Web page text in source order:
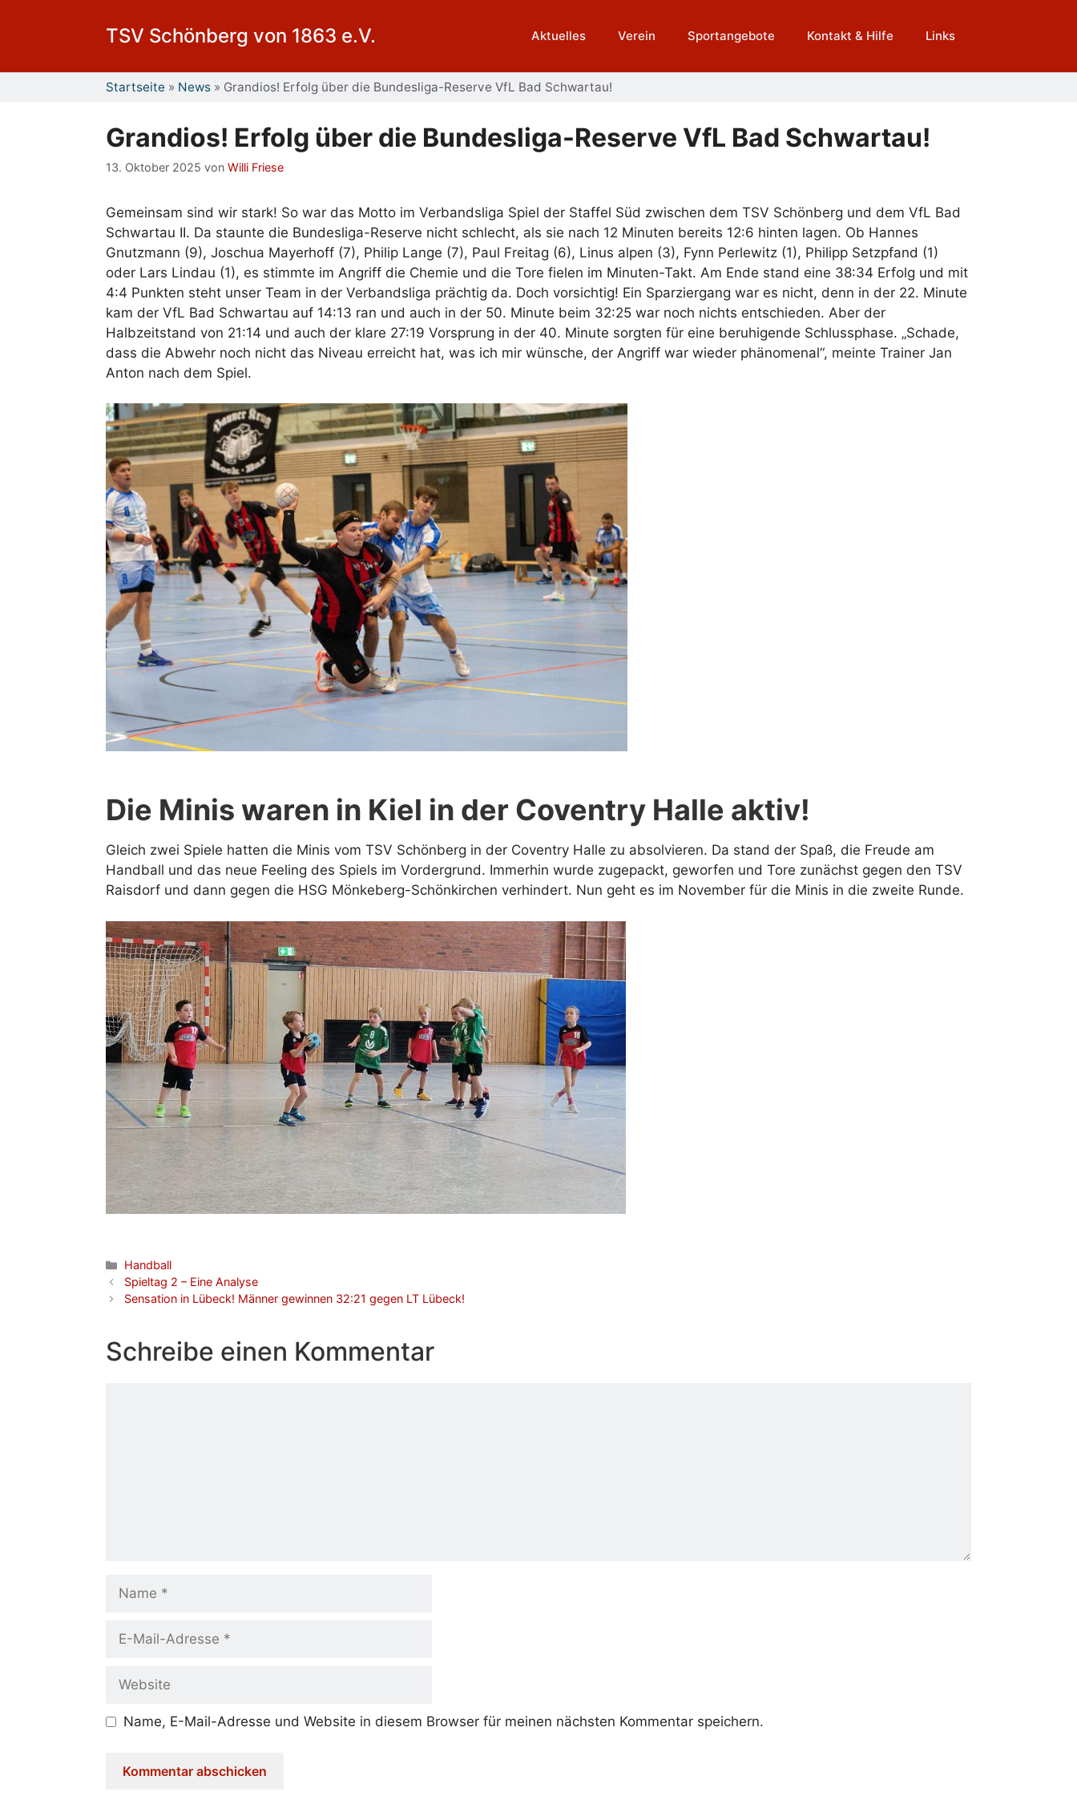
TSV Schönberg von 1863 e.V. Aktuelles Verein Sportangebote Kontakt & Hilfe Links
Startseite » News » Grandios! Erfolg über die Bundesliga-Reserve VfL Bad Schwartau!
Grandios! Erfolg über die Bundesliga-Reserve VfL Bad Schwartau!
13. Oktober 2025 von Willi Friese
Gemeinsam sind wir stark! So war das Motto im Verbandsliga Spiel der Staffel Süd zwischen dem TSV Schönberg und dem VfL Bad
Schwartau II. Da staunte die Bundesliga-Reserve nicht schlecht, als sie nach 12 Minuten bereits 12:6 hinten lagen. Ob Hannes
Gnutzmann (9), Joschua Mayerhoff (7), Philip Lange (7), Paul Freitag (6), Linus alpen (3), Fynn Perlewitz (1), Philipp Setzpfand (1)
oder Lars Lindau (1), es stimmte im Angriff die Chemie und die Tore fielen im Minuten-Takt. Am Ende stand eine 38:34 Erfolg und mit
4:4 Punkten steht unser Team in der Verbandsliga prächtig da. Doch vorsichtig! Ein Sparziergang war es nicht, denn in der 22. Minute
kam der VfL Bad Schwartau auf 14:13 ran und auch in der 50. Minute beim 32:25 war noch nichts entschieden. Aber der
Halbzeitstand von 21:14 und auch der klare 27:19 Vorsprung in der 40. Minute sorgten für eine beruhigende Schlussphase. „Schade,
dass die Abwehr noch nicht das Niveau erreicht hat, was ich mir wünsche, der Angriff war wieder phänomenal“, meinte Trainer Jan
Anton nach dem Spiel.
Die Minis waren in Kiel in der Coventry Halle aktiv!
Gleich zwei Spiele hatten die Minis vom TSV Schönberg in der Coventry Halle zu absolvieren. Da stand der Spaß, die Freude am
Handball und das neue Feeling des Spiels im Vordergrund. Immerhin wurde zugepackt, geworfen und Tore zunächst gegen den TSV
Raisdorf und dann gegen die HSG Mönkeberg-Schönkirchen verhindert. Nun geht es im November für die Minis in die zweite Runde.
Kategorien
Handball
Spieltag 2 – Eine Analyse
Sensation in Lübeck! Männer gewinnen 32:21 gegen LT Lübeck!
Schreibe einen Kommentar
Name
Website
Name, E-Mail-Adresse und Website in diesem Browser für meinen nächsten Kommentar speichern.